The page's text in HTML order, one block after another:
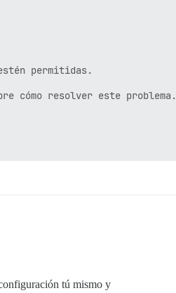
permitidas.
cómo resolver este problema.
tú mismo y